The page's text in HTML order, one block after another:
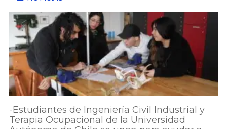
-Estudiantes de Ingeniería Civil Industrial y
Terapia Ocupacional de la Universidad